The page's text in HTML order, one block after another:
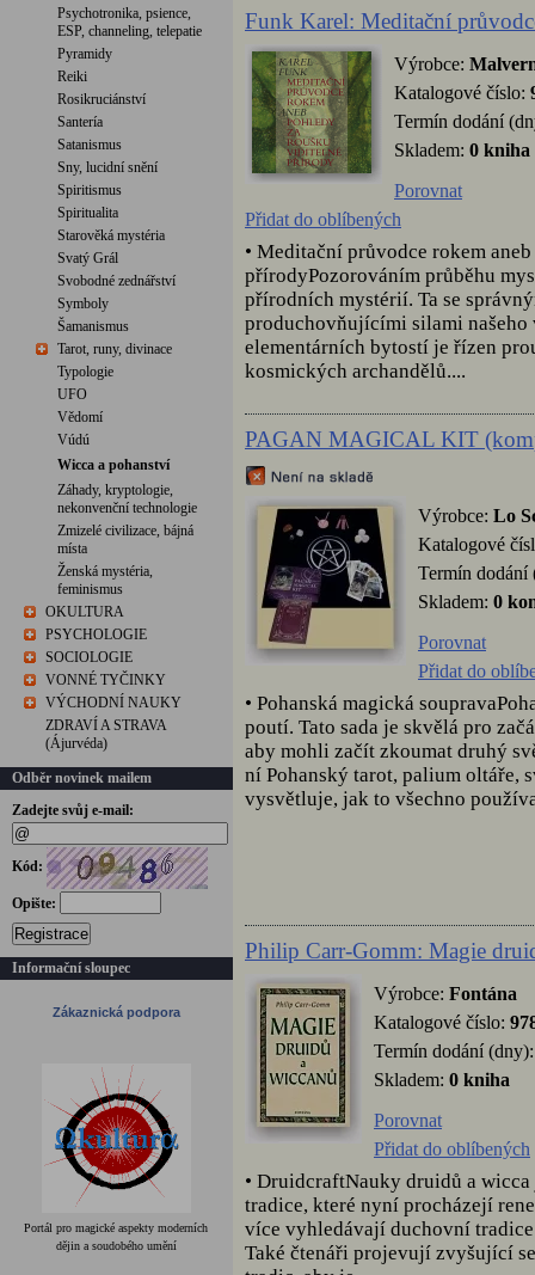
Psychotronika, psience,
ESP, channeling, telepatie
Pyramidy
Reiki
Rosikruciánství
Santería
Satanismus
Sny, lucidní snění
Spiritismus
Spiritualita
Starověká mystéria
Svatý Grál
Svobodné zednářství
Symboly
Šamanismus
Tarot, runy, divinace
Typologie
UFO
Vědomí
Vúdú
Wicca a pohanství
Záhady, kryptologie,
nekonvenční technologie
Zmizelé civilizace, bájná
místa
Ženská mystéria,
feminismus
OKULTURA
PSYCHOLOGIE
SOCIOLOGIE
VONNÉ TYČINKY
VÝCHODNÍ NAUKY
ZDRAVÍ A STRAVA
(Ájurvéda)
Odběr novinek mailem
Zadejte svůj e-mail:
Kód:
Opište:
Registrace
Informační sloupec
Zákaznická podpora
Portál pro magické aspekty moderních
dějin a soudobého umění
Funk Karel: Meditační
Výrobce:
Katalogové číslo:
Termín dodání
Skladem: 0 kniha
Porovnat
Přidat do oblíbených
• Meditační průvodce rokem
přírodyPozorováním průběhu
přírodních mystérií. Ta se
produchovňujícími silami
elementárních bytostí je řízen
kosmických archandělů....
PAGAN MAGICAL KIT
Výrobce: Lo
Katalogové
Termín dodání
Skladem: 0
Porovnat
Přidat do
• Pohanská magická
poutí. Tato sada je skvělá pro
aby mohli začít zkoumat druhý
ní Pohanský tarot, palium oltáře,
vysvětluje, jak to všechno
Philip Carr-Gomm: Magie
Výrobce: Fontána
Katalogové číslo:
Termín dodání (dny):
Skladem: 0 kniha
Porovnat
Přidat do oblíbených
• DruidcraftNauky druidů a
tradice, které nyní procházejí
více vyhledávají duchovní
Také čtenáři projevují zvyšující